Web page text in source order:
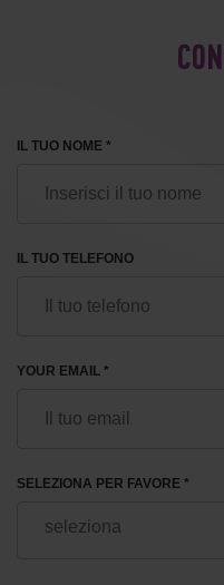
IL TUO NOME *
IL TUO TELEFONO
YOUR EMAIL *
SELEZIONA PER FAVORE *